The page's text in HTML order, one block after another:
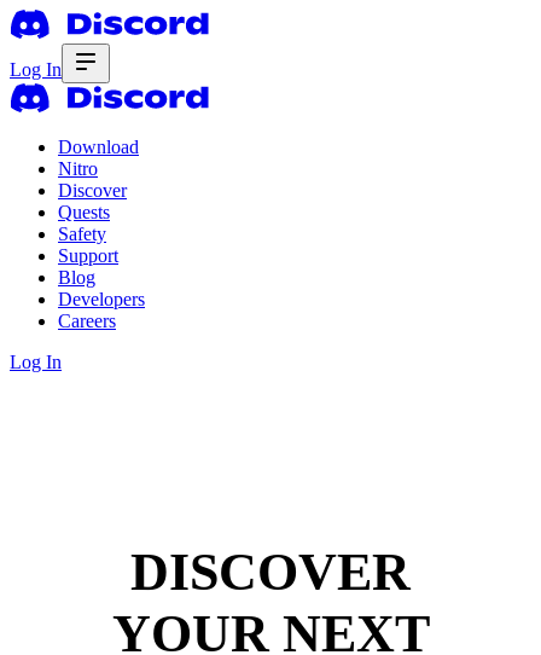
Log In
Download
Nitro
Discover
Quests
Safety
Support
Blog
Developers
Careers
Log In
DISCOVER
YOUR NEXT